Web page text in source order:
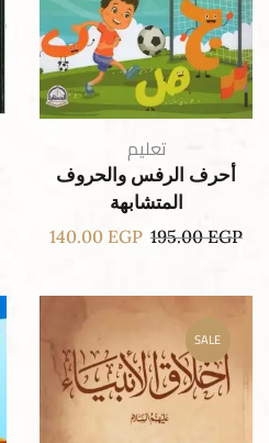
تعليم
أحرف الرفس والحروف
المتشابهة
195.00EGP
140.00 EGP
SALE